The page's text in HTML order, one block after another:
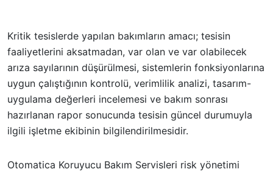
Kritik tesislerde yapılan bakımların amacı; tesisin
faaliyetlerini aksatmadan, var olan ve var olabilecek
arıza sayılarının düşürülmesi, sistemlerin fonksiyonlarına
uygun çalıştığının kontrolü, verimlilik analizi, tasarım-
uygulama değerleri incelemesi ve bakım sonrası
hazırlanan rapor sonucunda tesisin güncel durumuyla
ilgili işletme ekibinin bilgilendirilmesidir.
Otomatica Koruyucu Bakım Servisleri risk yönetimi